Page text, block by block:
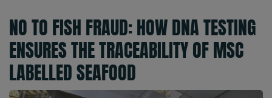
NO TO FISH FRAUD: HOW DNA TESTING
ENSURES THE TRACEABILITY OF MSC
LABELLED SEAFOOD